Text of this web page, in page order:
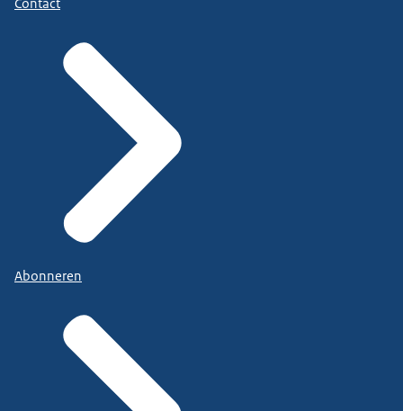
Contact
Abonneren